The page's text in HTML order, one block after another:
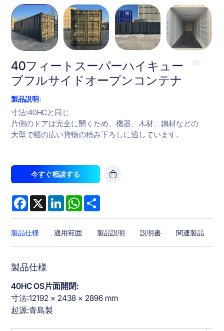
40フィートスーパーハイキュー
ブフルサイドオープンコンテナ
製品説明:
寸法:40HCと同じ
片側のドアは完全に開くため、機器、木材、鋼材などの
大型で幅の広い貨物の積み下ろしに適しています。
今すぐ相談する
製品仕様 適用範囲 製品説明 説明書 関連製品
Facebook
X LinkedInWhatsApp
製品仕様
40HC OS片面開閉:
寸法:12192 × 2438 × 2896 mm
起源:青島製